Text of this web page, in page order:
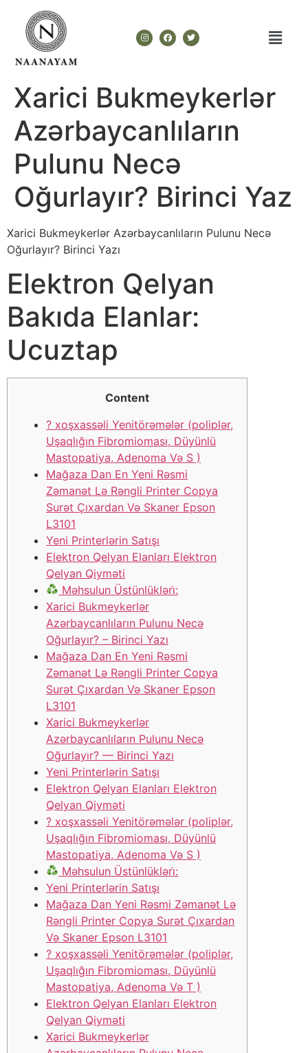
Xarici Bukmeykerlər
Azərbaycanlıların
Pulunu Necə
Oğurlayır? Birinci Yaz
Xarici Bukmeykerlər Azərbaycanlıların Pulunu Necə
Oğurlayır? Birinci Yazı
Elektron Qelyan
Bakıda Elanlar:
Ucuztap
Content
? ️xoşxassəli Yenitörəmələr (poliplər,
Uşaqlığın Fibromioması, Düyünlü
Mastopatiya, Adenoma Və S )
Mağaza Dan En Yeni Rəsmi
Zəmanət Lə Rəngli Printer Copya
Surət Çıxardan Və Skaner Epson
L3101
Yeni Printerlərin Satışı
Elektron Qelyan Elanları Elektron
Qelyan Qiyməti
Məhsulun Üstünlükləri̇:
Xarici Bukmeykerlər
Azərbaycanlıların Pulunu Necə
Oğurlayır? – Birinci Yazı
Mağaza Dan En Yeni Rəsmi
Zəmanət Lə Rəngli Printer Copya
Surət Çıxardan Və Skaner Epson
L3101
Xarici Bukmeykerlər
Azərbaycanlıların Pulunu Necə
Oğurlayır? — Birinci Yazı
Yeni Printerlərin Satışı
Elektron Qelyan Elanları Elektron
Qelyan Qiyməti
? ️xoşxassəli Yenitörəmələr (poliplər,
Uşaqlığın Fibromioması, Düyünlü
Mastopatiya, Adenoma Və S )
Məhsulun Üstünlükləri̇:
Yeni Printerlərin Satışı
Mağaza Dan Yeni Rəsmi Zəmanət Lə
Rəngli Printer Copya Surət Çıxardan
Və Skaner Epson L3101
? ️xoşxassəli Yenitörəmələr (poliplər,
Uşaqlığın Fibromioması, Düyünlü
Mastopatiya, Adenoma Və T )
Elektron Qelyan Elanları Elektron
Qelyan Qiyməti
Xarici Bukmeykerlər